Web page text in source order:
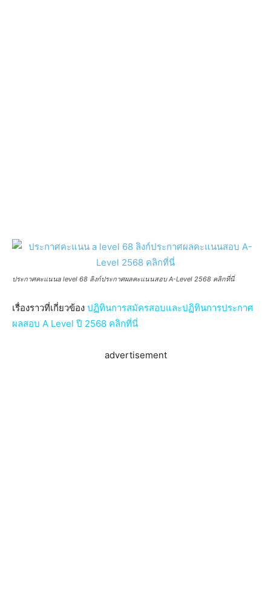
ประกาศคะแนนa level 68 ลิงก์ประกาศผลคะแนนสอบ A-Level 2568 คลิกที่นี่
เรื่องราวที่เกี่ยวข้อง ปฏิทินการสมัครสอบและปฏิทินการประกาศ
ผลสอบ A Level ปี 2568 คลิกที่นี่
advertisement